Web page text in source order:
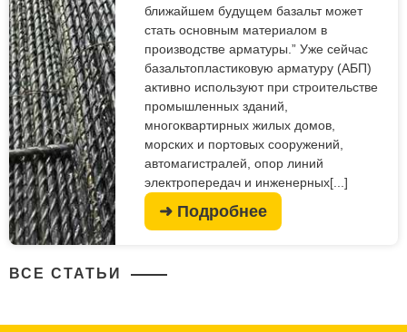
ближайшем будущем базальт может
стать основным материалом в
производстве арматуры.” Уже сейчас
базальтопластиковую арматуру (АБП)
активно используют при строительстве
промышленных зданий,
многоквартирных жилых домов,
морских и портовых сооружений,
автомагистралей, опор линий
электропередач и инженерных[...]
➜ Подробнее
ВСЕ СТАТЬИ